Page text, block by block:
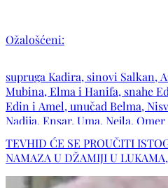
Ožalošćeni:
supruga Kadira, sinovi Salkan,
Mubina, Elma i Hanifa, snahe
Edin i Amel, unučad Belma,
Nadija, Ensar, Uma, Nejla,
Deniz, sestrične Hava i Selma,
Mujić, Softić, Begić, Duraković,
Smajlović, Dizdarević, Redžić,
rodbina, prijatelji i komšije.
TEVHID ĆE SE PROUČITI
NAMAZA U DŽAMIJI U